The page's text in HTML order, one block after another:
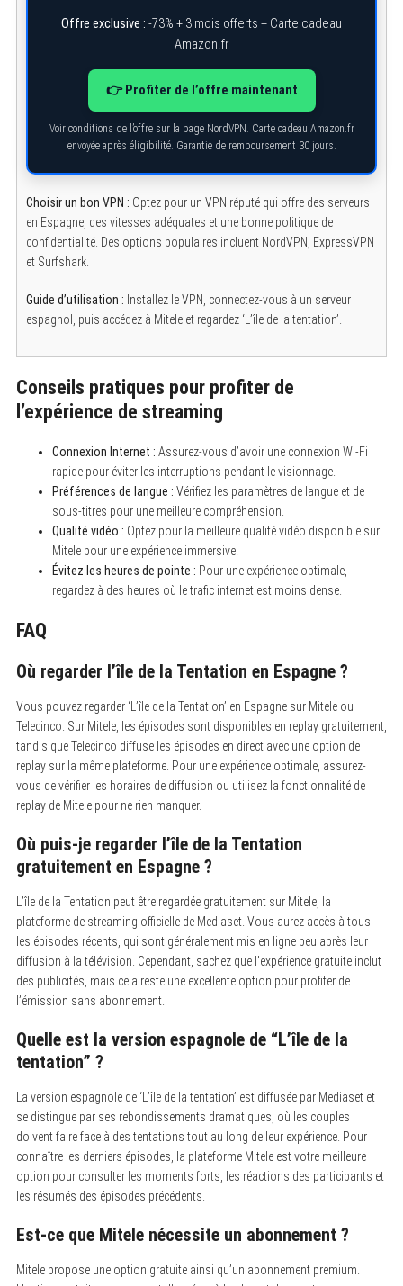
Offre exclusive : -73% + 3 mois offerts + Carte cadeau
Amazon.fr
👉 Profiter de l’offre maintenant
Voir conditions de l’offre sur la page NordVPN. Carte cadeau Amazon.fr
envoyée après éligibilité. Garantie de remboursement 30 jours.
Choisir un bon VPN : Optez pour un VPN réputé qui offre des serveurs
en Espagne, des vitesses adéquates et une bonne politique de
confidentialité. Des options populaires incluent NordVPN, ExpressVPN
et Surfshark.
Guide d’utilisation : Installez le VPN, connectez-vous à un serveur
espagnol, puis accédez à Mitele et regardez ‘L’île de la tentation’.
Conseils pratiques pour profiter de
l’expérience de streaming
Connexion Internet : Assurez-vous d’avoir une connexion Wi-Fi
rapide pour éviter les interruptions pendant le visionnage.
Préférences de langue : Vérifiez les paramètres de langue et de
sous-titres pour une meilleure compréhension.
Qualité vidéo : Optez pour la meilleure qualité vidéo disponible sur
Mitele pour une expérience immersive.
Évitez les heures de pointe : Pour une expérience optimale,
regardez à des heures où le trafic internet est moins dense.
FAQ
Où regarder l’île de la Tentation en Espagne ?
Vous pouvez regarder ‘L’île de la Tentation’ en Espagne sur Mitele ou
Telecinco. Sur Mitele, les épisodes sont disponibles en replay gratuitement,
tandis que Telecinco diffuse les épisodes en direct avec une option de
replay sur la même plateforme. Pour une expérience optimale, assurez-
vous de vérifier les horaires de diffusion ou utilisez la fonctionnalité de
replay de Mitele pour ne rien manquer.
Où puis-je regarder l’île de la Tentation
gratuitement en Espagne ?
L’île de la Tentation peut être regardée gratuitement sur Mitele, la
plateforme de streaming officielle de Mediaset. Vous aurez accès à tous
les épisodes récents, qui sont généralement mis en ligne peu après leur
diffusion à la télévision. Cependant, sachez que l’expérience gratuite inclut
des publicités, mais cela reste une excellente option pour profiter de
l’émission sans abonnement.
Quelle est la version espagnole de “L’île de la
tentation” ?
La version espagnole de ‘L’île de la tentation’ est diffusée par Mediaset et
se distingue par ses rebondissements dramatiques, où les couples
doivent faire face à des tentations tout au long de leur expérience. Pour
connaître les derniers épisodes, la plateforme Mitele est votre meilleure
option pour consulter les moments forts, les réactions des participants et
les résumés des épisodes précédents.
Est-ce que Mitele nécessite un abonnement ?
Mitele propose une option gratuite ainsi qu’un abonnement premium.